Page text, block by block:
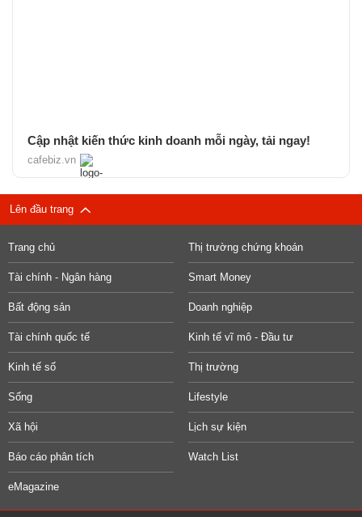
Cập nhật kiến thức kinh doanh mỗi ngày, tải ngay!
cafebiz.vn
Lên đầu trang
Trang chủ Thị trường chứng khoán
Tài chính - Ngân hàng Smart Money
Bất động sản Doanh nghiệp
Tài chính quốc tế Kinh tế vĩ mô - Đầu tư
Kinh tế số Thị trường
Sống Lifestyle
Xã hội Lịch sự kiện
Báo cáo phân tích Watch List
eMagazine